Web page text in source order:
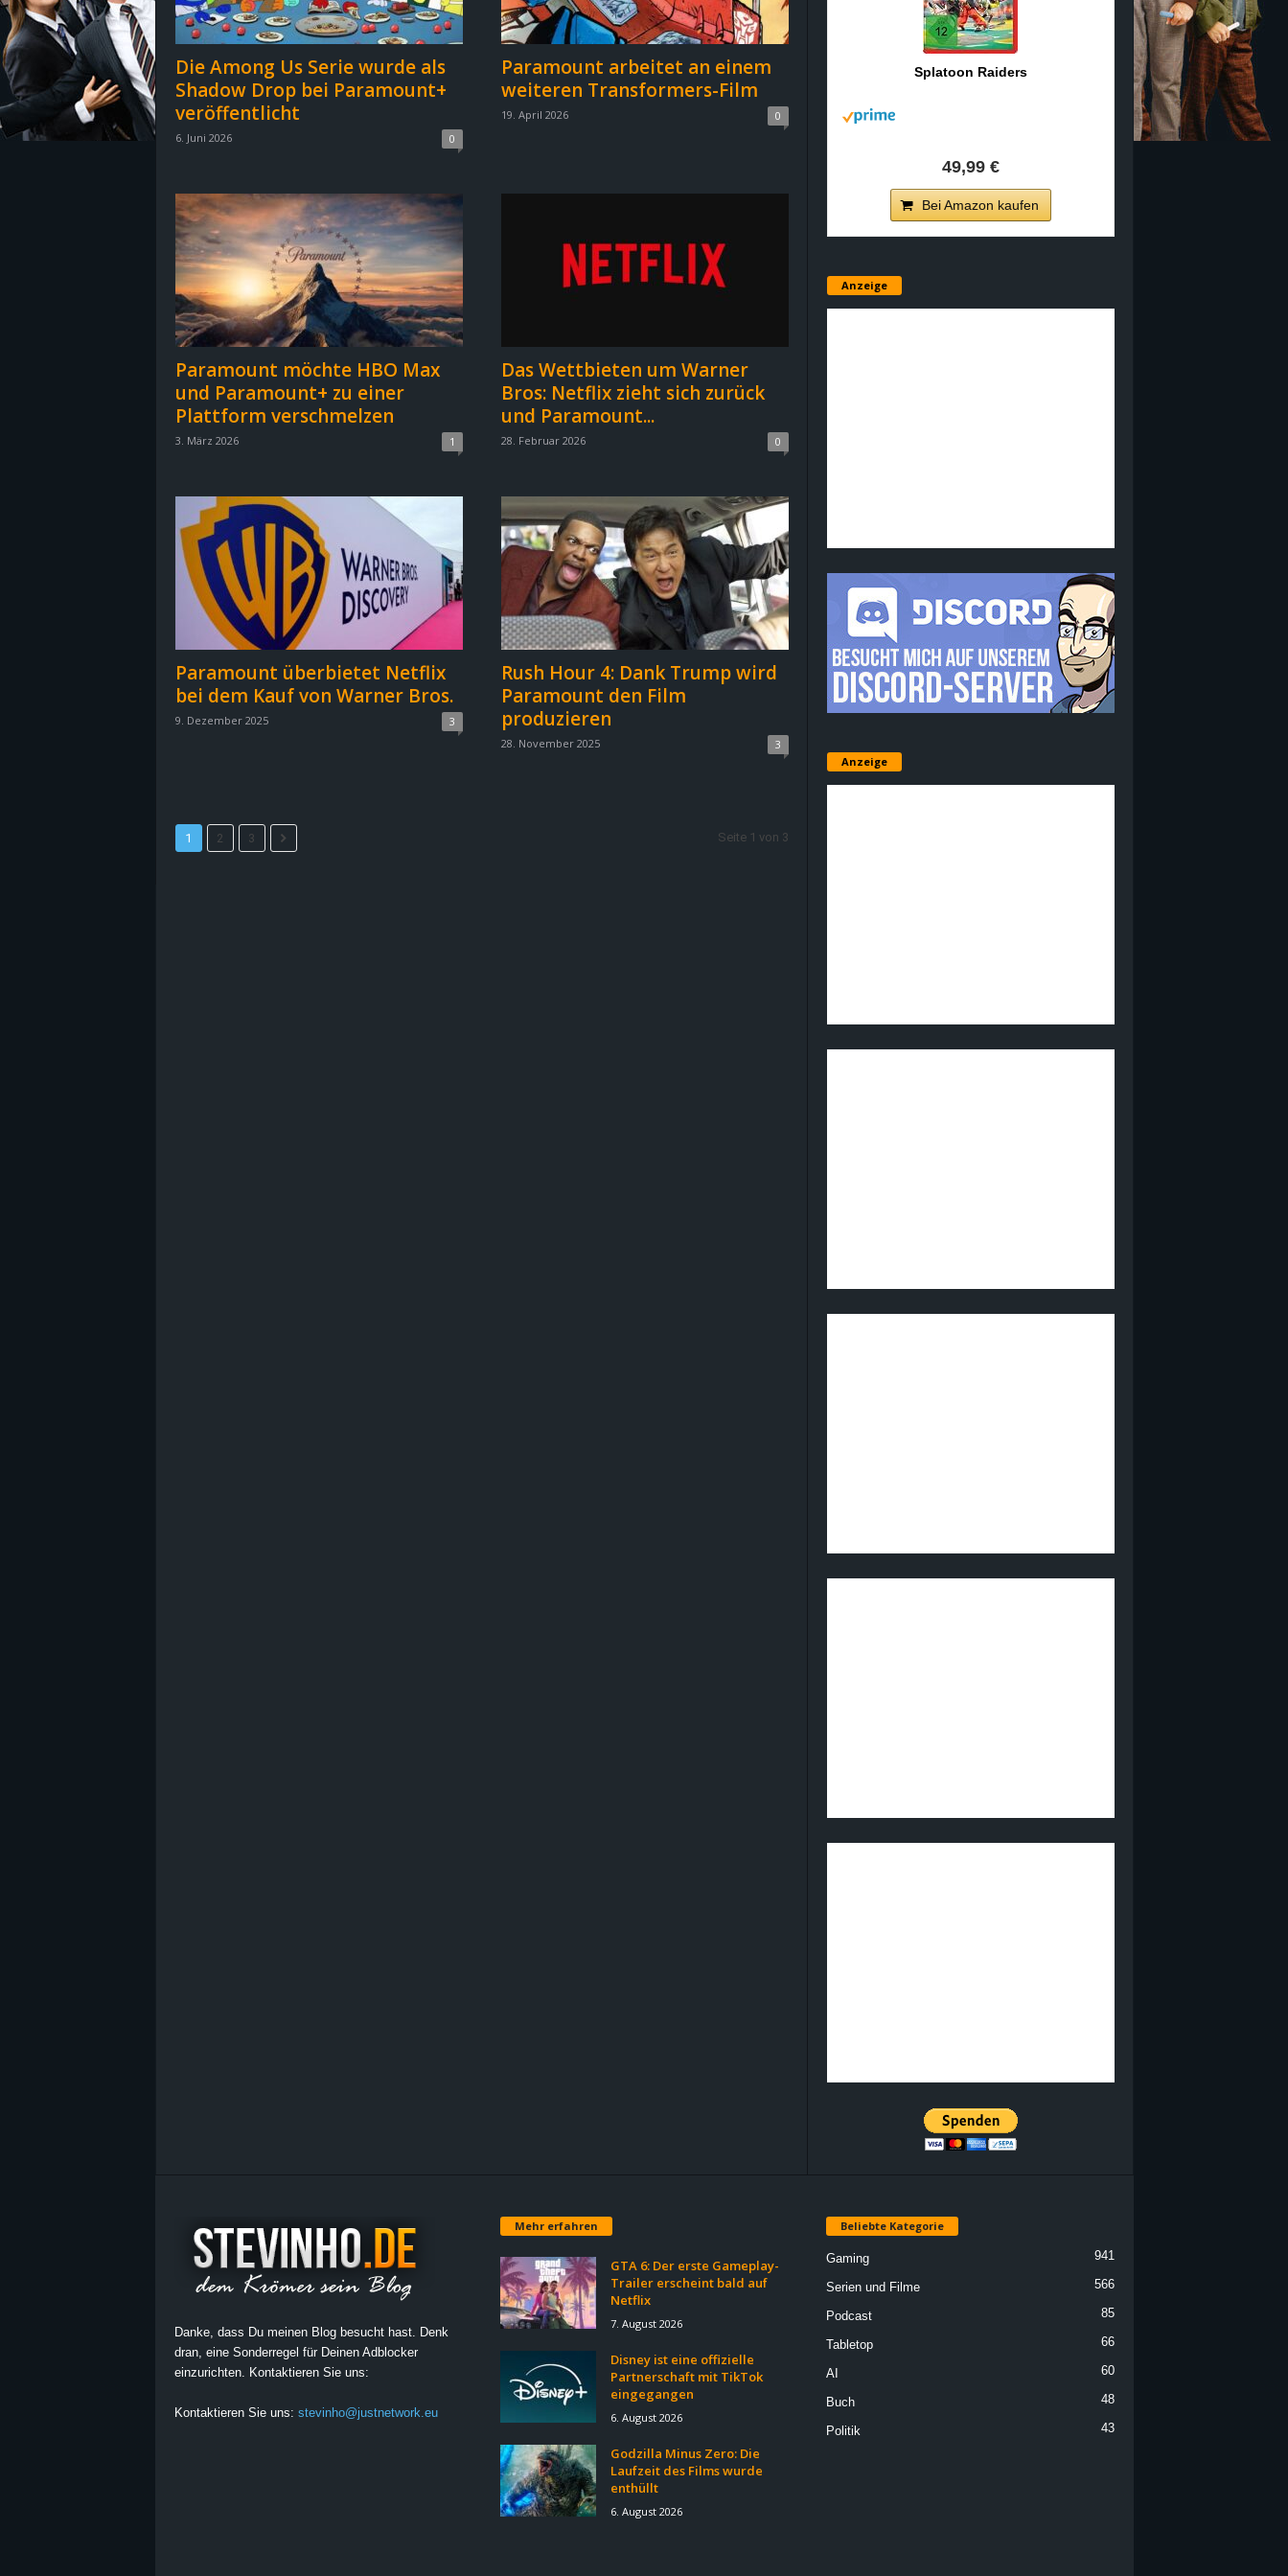
e
h
n
e
t
e
l
o
Die Among Us Serie wurde als
Shadow Drop bei Paramount+
veröffentlicht
6. Juni 2026 0
Paramount arbeitet an einem
weiteren Transformers-Film
19. April 2026 0
Paramount möchte HBO Max
und Paramount+ zu einer
Plattform verschmelzen
3. März 2026 1
Das Wettbieten um Warner
Bros: Netflix zieht sich zurück
und Paramount...
28. Februar 2026 0
Paramount überbietet Netflix
bei dem Kauf von Warner Bros.
9. Dezember 2025 3
Rush Hour 4: Dank Trump wird
Paramount den Film
produzieren
28. November 2025 3
1 2 3 Seite 1 von 3
Splatoon Raiders
49,99 €
Bei Amazon kaufen
Anzeige
Anzeige
Danke, dass Du meinen Blog besucht hast. Denk
dran, eine Sonderregel für Deinen Adblocker
einzurichten. Kontaktieren Sie uns:
Kontaktieren Sie uns: stevinho@justnetwork.eu
Mehr erfahren
GTA 6: Der erste Gameplay-
Trailer erscheint bald auf
Netflix
7. August 2026
Disney ist eine offizielle
Partnerschaft mit TikTok
eingegangen
6. August 2026
Godzilla Minus Zero: Die
Laufzeit des Films wurde
enthüllt
6. August 2026
Beliebte Kategorie
Gaming 941
Serien und Filme 566
Podcast 85
Tabletop 66
AI 60
Buch 48
Politik 43